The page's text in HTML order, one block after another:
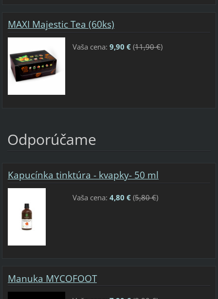
MAXI Majestic Tea (60ks)
Vaša cena: 9,90 €(11,90 €)
Odporúčame
Kapucínka tinktúra - kvapky- 50 ml
Vaša cena: 4,80 €(5,80 €)
Manuka MYCOFOOT